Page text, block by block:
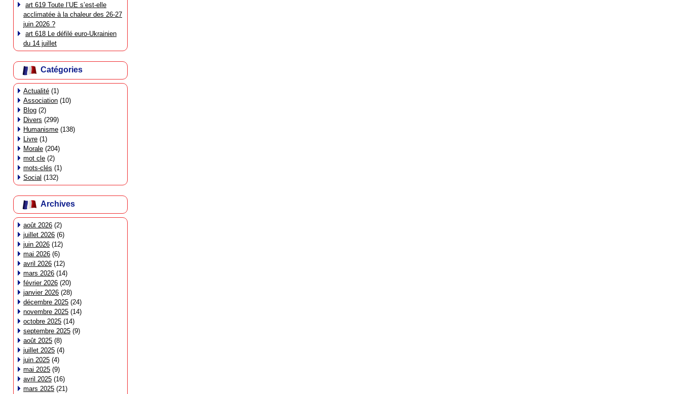
art 619 Toute l’UE s’est-elle
acclimatée à la chaleur des 26-27
juin 2026 ?
art 618 Le défilé euro-Ukrainien
du 14 juillet
Catégories
Actualité (1)
Association (10)
Blog (2)
Divers (299)
Humanisme (138)
Livre (1)
Morale (204)
mot cle (2)
mots-clés (1)
Social (132)
Archives
août 2026 (2)
juillet 2026 (6)
juin 2026 (12)
mai 2026 (6)
avril 2026 (12)
mars 2026 (14)
février 2026 (20)
janvier 2026 (28)
décembre 2025 (24)
novembre 2025 (14)
octobre 2025 (14)
septembre 2025 (9)
août 2025 (8)
juillet 2025 (4)
juin 2025 (4)
mai 2025 (9)
avril 2025 (16)
mars 2025 (21)